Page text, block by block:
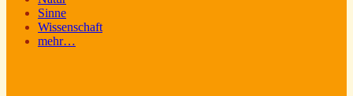
Sinne
Wissenschaft
mehr…